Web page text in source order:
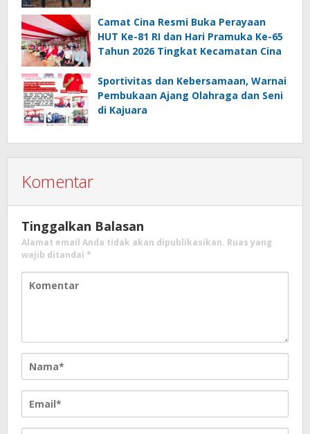
Camat Cina Resmi Buka Perayaan
HUT Ke-81 RI dan Hari Pramuka Ke-65
Tahun 2026 Tingkat Kecamatan Cina
Sportivitas dan Kebersamaan, Warnai
Pembukaan Ajang Olahraga dan Seni
di Kajuara
Komentar
Tinggalkan Balasan
Alamat email Anda tidak akan dipublikasikan. Ruas yang
wajib ditandai *